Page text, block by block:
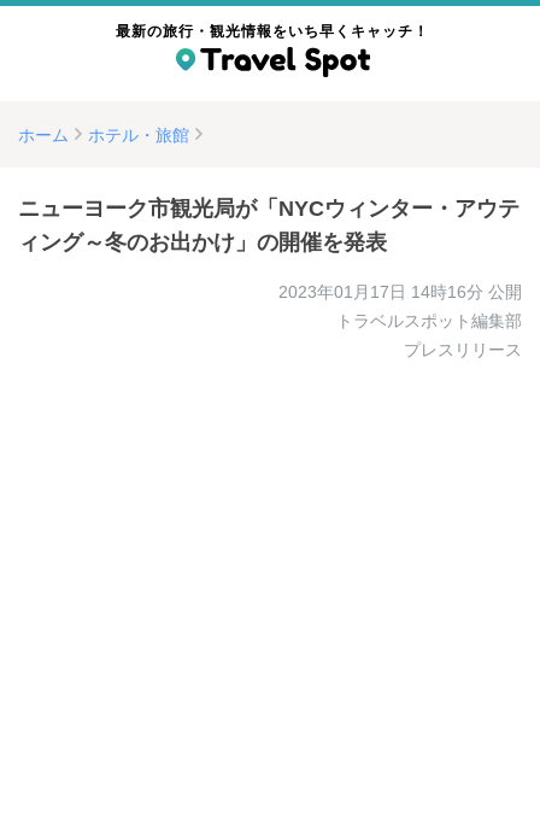
最新の旅行・観光情報をいち早くキャッチ！
ホーム ホテル・旅館
ニューヨーク市観光局が「NYCウィンター・アウテ
ィング～冬のお出かけ」の開催を発表
2023年01月17日 14時16分 公開
トラベルスポット編集部
プレスリリース